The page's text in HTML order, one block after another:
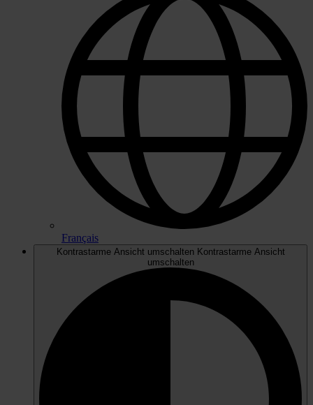
Français
Kontrastarme Ansicht umschalten Kontrastarme Ansicht
umschalten